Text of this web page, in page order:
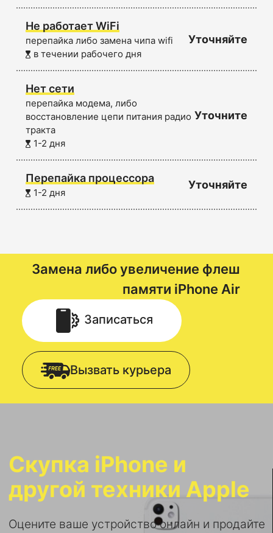
Не работает WiFi
перепайка либо замена чипа wifi
в течении рабочего дня
Уточняйте
Нет сети
перепайка модема, либо
восстановление цепи питания радио
тракта
1-2 дня
Уточните
Перепайка процессора
1-2 дня
Уточняйте
Замена либо увеличение флеш
памяти iPhone Air
Записаться
Вызвать курьера
Скупка iPhone и
другой техники Apple
Оцените ваше устройство онлайн и продайте